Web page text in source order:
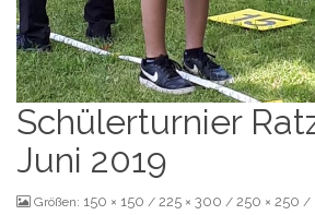
Schülerturnier
Juni 2019
Größen: 150 × 150 / 225 × 300 / 250 × 250 /